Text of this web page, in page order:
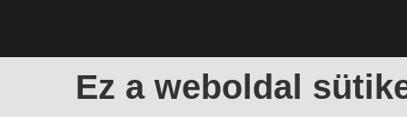
Ez a weboldal